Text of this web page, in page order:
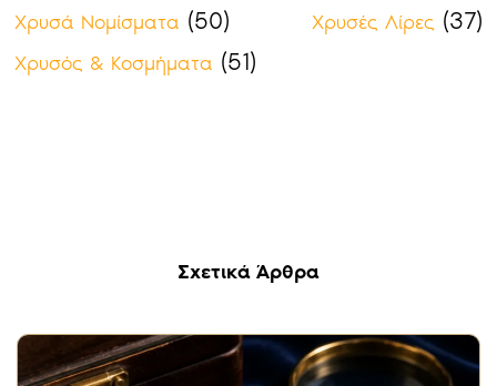
Χρυσά Νομίσματα (50) Χρυσές Λίρες (37)
Χρυσός & Κοσμήματα (51)
Σχετικά Άρθρα